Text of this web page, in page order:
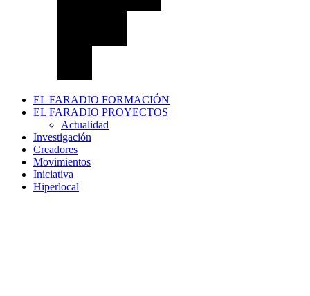
EL FARADIO FORMACIÓN
EL FARADIO PROYECTOS
Actualidad
Investigación
Creadores
Movimientos
Iniciativa
Hiperlocal